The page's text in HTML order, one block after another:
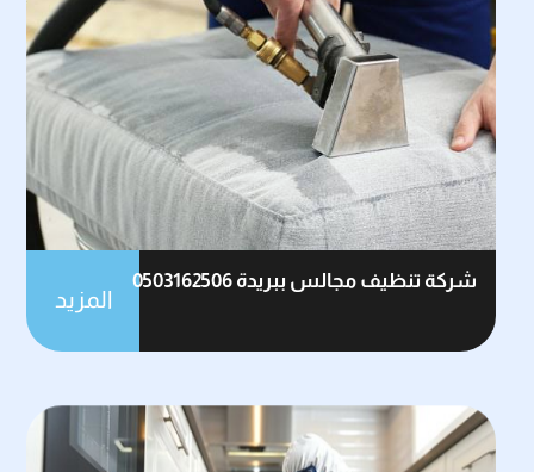
شركة تنظيف مجالس ببريدة 0503162506
المزيد